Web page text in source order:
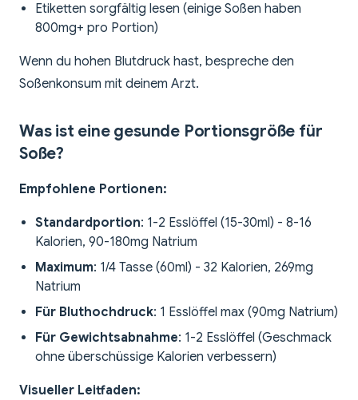
Etiketten sorgfältig lesen (einige Soßen haben
800mg+ pro Portion)
Wenn du hohen Blutdruck hast, bespreche den
Soßenkonsum mit deinem Arzt.
Was ist eine gesunde Portionsgröße für
Soße?
Empfohlene Portionen:
Standardportion: 1-2 Esslöffel (15-30ml) - 8-16
Kalorien, 90-180mg Natrium
Maximum: 1/4 Tasse (60ml) - 32 Kalorien, 269mg
Natrium
Für Bluthochdruck: 1 Esslöffel max (90mg Natrium)
Für Gewichtsabnahme: 1-2 Esslöffel (Geschmack
ohne überschüssige Kalorien verbessern)
Visueller Leitfaden: